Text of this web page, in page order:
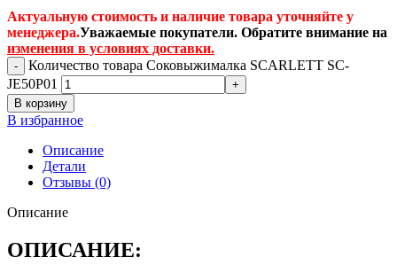
Актуальную стоимость и наличие товара уточняйте у
менеджера.Уважаемые покупатели. Обратите внимание на
изменения в условиях доставки.
Количество товара Соковыжималка SCARLETT SC-
JE50P01
В корзину
В избранное
Описание
Детали
Отзывы (0)
Описание
ОПИСАНИЕ: